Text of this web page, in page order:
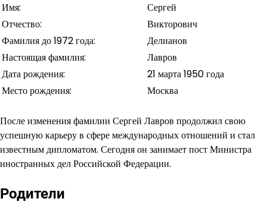
Имя:
Сергей
Отчество:
Викторович
Фамилия до 1972 года:
Делианов
Настоящая фамилия:
Лавров
Дата рождения:
21 марта 1950 года
Место рождения:
Москва
После изменения фамилии Сергей Лавров продолжил свою
успешную карьеру в сфере международных отношений и стал
известным дипломатом. Сегодня он занимает пост Министра
иностранных дел Российской Федерации.
Родители